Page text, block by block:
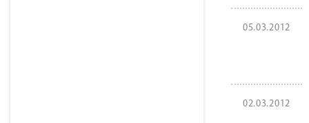
05.03.2012
02.03.2012